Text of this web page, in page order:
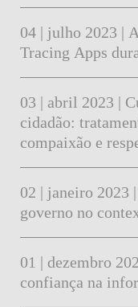
04 | julho 2023 | A utilização de Contact
Tracing Apps
03 | abril 2023 |
cidadão:
compaixão e
02 | janeiro 2023
governo no
01 | dezembro
confiança na